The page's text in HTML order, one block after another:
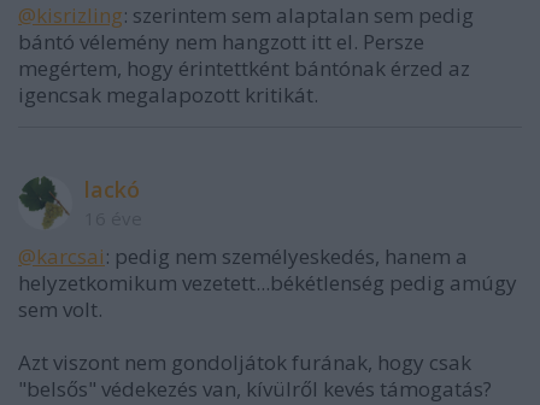
@kisrizling: szerintem sem alaptalan sem pedig
bántó vélemény nem hangzott itt el. Persze
megértem, hogy érintettként bántónak érzed az
igencsak megalapozott kritikát.
lackó
@karcsai: pedig nem személyeskedés, hanem a
helyzetkomikum vezetett...békétlenség pedig amúgy
sem volt.
Azt viszont nem gondoljátok furának, hogy csak
"belsős" védekezés van, kívülről kevés támogatás?